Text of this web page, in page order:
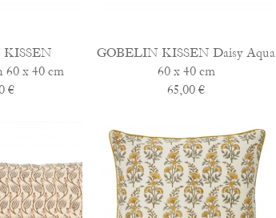
60 x 40 cm
€
GOBELIN KISSEN Daisy Aqua
60 x 40 cm
65,00 €